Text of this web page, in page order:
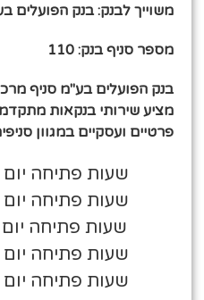
משוייך לבנק: בנק הפועלים
מספר סניף בנק: 110
מציע שירותי בנקאות
פרטיים ועסקיים במגוון
שעות פתיחה יום א': 9:00-
שעות פתיחה יום ב': 9:00-
שעות פתיחה יום ג': 9:00-
שעות פתיחה יום ד': 9:00-
שעות פתיחה יום ה': 9:00-